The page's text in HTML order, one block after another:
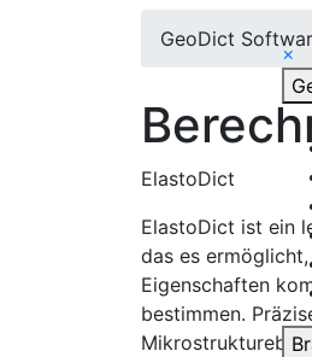
×
GeoDict
ElastoDict
ElastoDict ist ein
das es
Eigenschaften
bestimmen.